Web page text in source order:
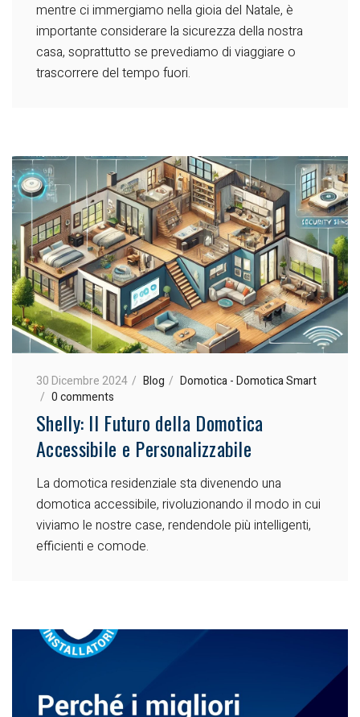
mentre ci immergiamo nella gioia del Natale, è
importante considerare la sicurezza della nostra
casa, soprattutto se prevediamo di viaggiare o
trascorrere del tempo fuori.
30 Dicembre 2024 Blog
Domotica - Domotica Smart
0 comments
Shelly: Il Futuro della Domotica
Accessibile e Personalizzabile
La domotica residenziale sta divenendo una
domotica accessibile, rivoluzionando il modo in cui
viviamo le nostre case, rendendole più intelligenti,
efficienti e comode.